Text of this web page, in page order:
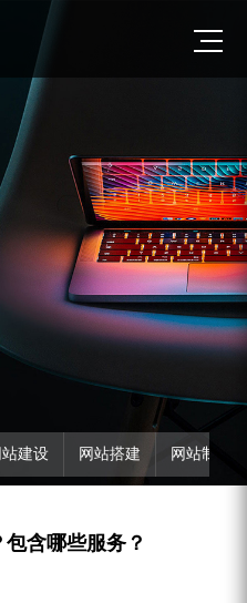
站建设 网站搭建 网站制作
含哪些服务？